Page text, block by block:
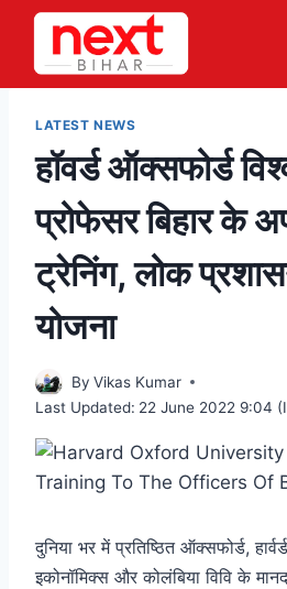
Skip
content
LATEST NEWS
हॉवर्ड ऑक्सफोर्ड
प्रोफेसर बिहार के
ट्रेनिंग, लोक
योजना
By Vikas Kumar
Last Updated: 22 June 2022 9:04
दुनिया भर में प्रतिष्ठित ऑक्सफोर्ड,
इकोनॉमिक्स और कोलंबिया विवि के